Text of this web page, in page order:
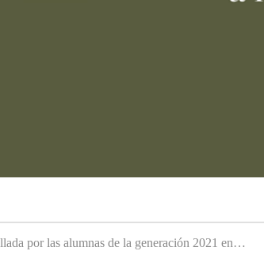
por las alumnas de la generación 2021 en…